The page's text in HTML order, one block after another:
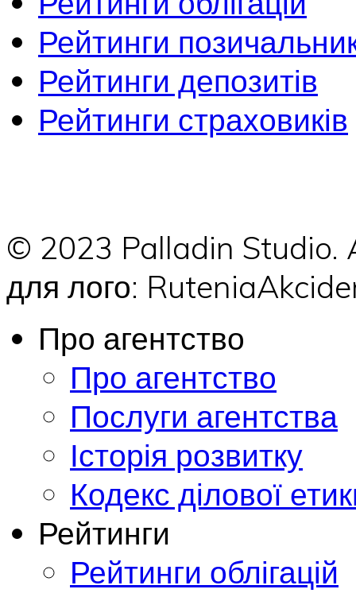
Рейтинги
Рейтинги депозитів
Рейтинги страховиків
© 2023 Palladin
для лого:
Про агентство
Про агентство
Послуги агентства
Історія розвитку
Кодекс ділової
Рейтинги
Рейтинги облігацій